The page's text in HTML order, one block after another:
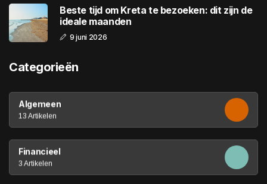
Beste tijd om Kreta te bezoeken: dit zijn de
ideale maanden
9 juni 2026
Categorieën
Algemeen
13 Artikelen
Financieel
3 Artikelen